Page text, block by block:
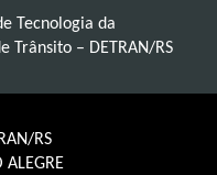
Tecnologia da
Trânsito – DETRAN/RS
RS
ALEGRE